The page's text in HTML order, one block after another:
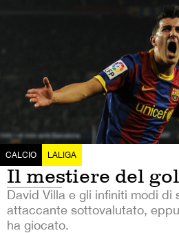
CALCIO LALIGA
Il mestiere del gol
David Villa e gli infiniti modi di
attaccante sottovalutato,
ha giocato.